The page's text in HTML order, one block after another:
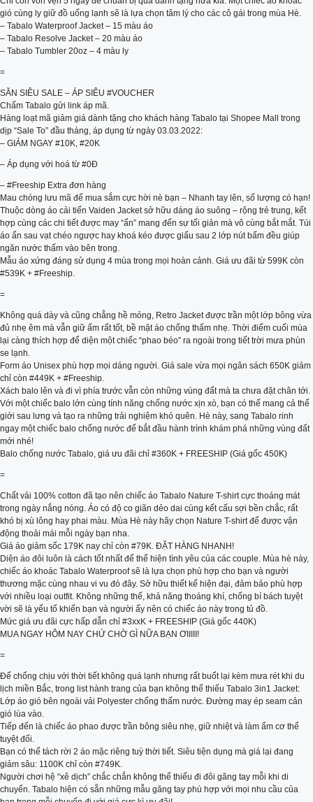
gió cùng ly giữ đồ uống lạnh sẽ là lựa chọn tâm lý cho các cô gái trong mùa Hè.
– Tabalo Waterproof Jacket – 15 màu áo
– Tabalo Resolve Jacket – 20 màu áo
– Tabalo Tumbler 20oz – 4 màu ly
=
SĂN SIÊU SALE – ÁP SIÊU #VOUCHER
Chấm Tabalo gửi link áp mã.
Hàng loạt mã giảm giá dành tặng cho khách hàng Tabalo tại Shopee Mall trong
dịp “Sale To” đầu tháng, áp dụng từ ngày 03.03.2022:
– GIẢM NGAY #10K, #20K
– Áp dụng với hoá từ #0Đ
– #Freeship Extra đơn hàng
Mau chóng lưu mã để mua sắm cực hời nè bạn – Nhanh tay lên, số lượng có hạn!
Thuộc dòng áo cải tiến Vaiden Jacket sở hữu dáng áo suông – rộng trẻ trung, kết
hợp cùng các chi tiết được may “ẩn” mang đến sự tối giản mà vô cùng bắt mắt. Túi
áo ẩn sau vạt chéo ngược hay khoá kéo được giấu sau 2 lớp nút bấm đều giúp
ngăn nước thấm vào bên trong.
Mẫu áo xứng đáng sử dụng 4 mùa trong mọi hoàn cảnh. Giá ưu đãi từ 599K còn
#539K + #Freeship.
=
Không quá dày và cũng chẳng hề mỏng, Retro Jacket được trần một lớp bông vừa
đủ nhẹ êm mà vẫn giữ ấm rất tốt, bề mặt áo chống thấm nhẹ. Thời điểm cuối mùa
lại càng thích hợp để diện một chiếc “phao béo” ra ngoài trong tiết trời mưa phùn
se lạnh.
Form áo Unisex phù hợp mọi dáng người. Giá sale vừa mọi ngân sách 650K giảm
chỉ còn #449K + #Freeship.
Xách balo lên và đi vì phía trước vẫn còn những vùng đất mà ta chưa đặt chân tới.
Với một chiếc balo lớn cùng tính năng chống nước xịn xò, bạn có thể mang cả thế
giới sau lưng và tạo ra những trải nghiệm khó quên. Hè này, sang Tabalo rinh
ngay một chiếc balo chống nước để bắt đầu hành trình khám phá những vùng đất
mới nhé!
Balo chống nước Tabalo, giá ưu đãi chỉ #360K + FREESHIP (Giá gốc 450K)
=
Chất vải 100% cotton đã tạo nên chiếc áo Tabalo Nature T-shirt cực thoáng mát
trong ngày nắng nóng. Áo có độ co giãn dẻo dai cùng kết cấu sợi bền chắc, rất
khó bị xù lông hay phai màu. Mùa Hè này hãy chọn Nature T-shirt để được vận
động thoải mái mỗi ngày bạn nha.
Giá áo giảm sốc 179K nay chỉ còn #79K. ĐẶT HÀNG NHANH!
Diện áo đôi luôn là cách tốt nhất để thể hiện tình yêu của các couple. Mùa hè này,
chiếc áo khoác Tabalo Waterproof sẽ là lựa chọn phù hợp cho bạn và người
thương mặc cùng nhau vi vu đó đây. Sở hữu thiết kế hiện đại, đảm bảo phù hợp
với nhiều loại outfit. Không những thế, khả năng thoáng khí, chống bí bách tuyệt
vời sẽ là yếu tố khiến bạn và người ấy nên có chiếc áo này trong tủ đồ.
Mức giá ưu đãi cực hấp dẫn chỉ #3xxK + FREESHIP (Giá gốc 440K)
MUA NGAY HÔM NAY CHỨ CHỜ GÌ NỮA BẠN ƠIIIII!
=
Để chống chịu với thời tiết không quá lạnh nhưng rất buốt lại kèm mưa rét khi du
lịch miền Bắc, trong list hành trang của bạn không thể thiếu Tabalo 3in1 Jacket:
Lớp áo gió bên ngoài vải Polyester chống thấm nước. Đường may ép seam cản
gió lùa vào.
Tiếp đến là chiếc áo phao được trần bông siêu nhẹ, giữ nhiệt và làm ấm cơ thể
tuyệt đối.
Bạn có thể tách rời 2 áo mặc riêng tuỳ thời tiết. Siêu tiện dụng mà giá lại đang
giảm sâu: 1100K chỉ còn #749K.
Người chơi hệ “xê dịch” chắc chắn không thể thiếu đi đôi găng tay mỗi khi di
chuyển. Tabalo hiện có sẵn những mẫu găng tay phù hợp với mọi nhu cầu của